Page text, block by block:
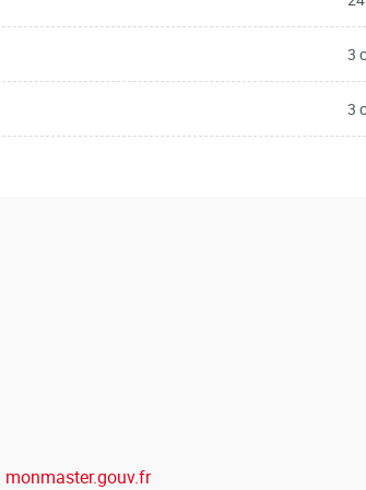
3
3
monmaster.gouv.fr